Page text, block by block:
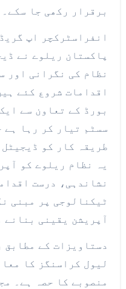
برقرار رکھی جا سکے۔
انفراسٹرکچر اپ
پاکستان ریلوے نے
نظام کی نگرانی اور
اقدامات شروع کئے
بورڈ کے تعاون سے
سسٹم تیار کر رہا ہے
طریقہ کار کو
یہ نظام ریلوے کو
نشاندہی، درست
ٹیکنالوجی پر مبنی
آپریشن یقینی بنانے
دستاویزات کے
لیول کراسنگز کا